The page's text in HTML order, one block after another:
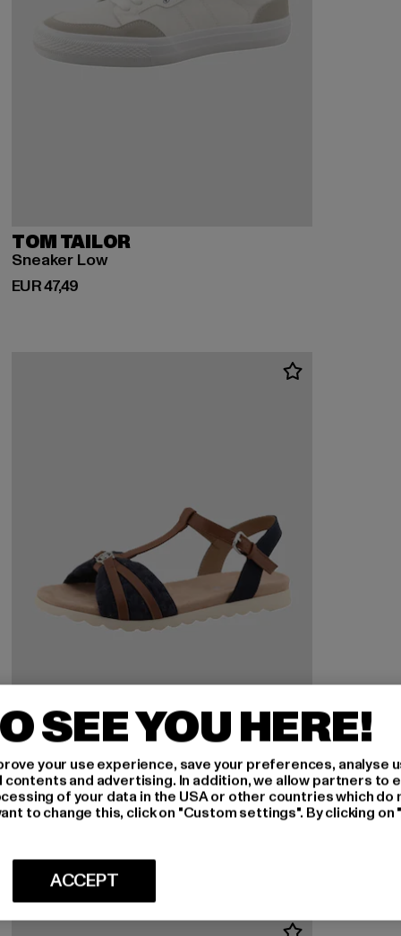
TOM TAILOR
Sneaker Low
EUR 47,49
Huidige prijs: EUR 47,49
TOM TAILOR
Flat Sandals - Mules
SEE YOU HERE!
your use experience, save your preferences, analyse
and advertising. In addition, we allow partners to
of your data in the USA or other countries which do
to change this, click on "Custom settings". By clicking
ACCEPT